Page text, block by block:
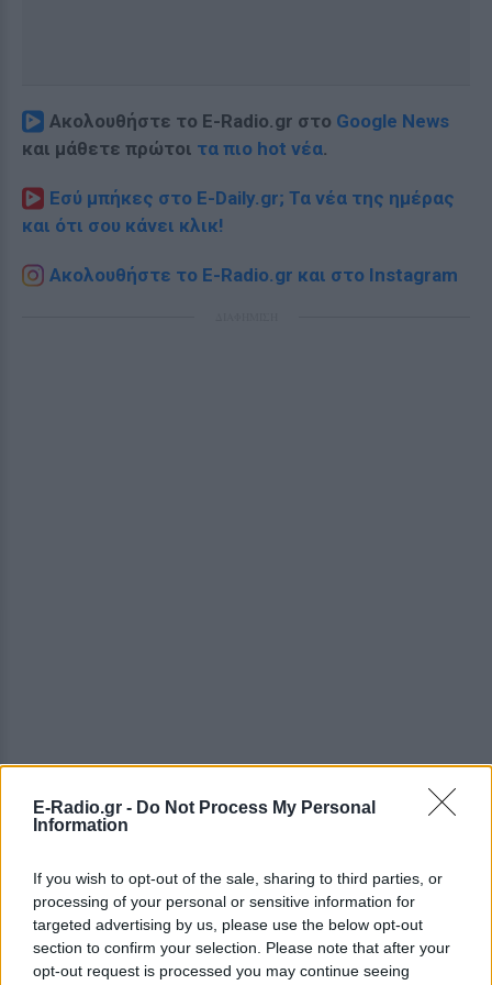
E-Radio.gr - Do Not Process My Personal
Information
If you wish to opt-out of the sale, sharing to third parties, or
processing of your personal or sensitive information for
targeted advertising by us, please use the below opt-out
section to confirm your selection. Please note that after your
opt-out request is processed you may continue seeing
Ακολουθήστε το E-Radio.gr στο Google News
και μάθετε πρώτοι τα πιο hot νέα.
Εσύ μπήκες στο E-Daily.gr; Τα νέα της ημέρας
και ότι σου κάνει κλικ!
Ακολουθήστε το E-Radio.gr και στο Instagram
ΣΤΗΝ ΙΔΙΑ ΚΑΤΗΓΟΡΙΑ
Ο Μπρούκλιν Μπέκαμ έβρασε
μακαρόνια με θαλασσινό νερό